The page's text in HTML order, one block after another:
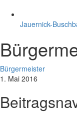
Jauernick-
Bürgermeister
1. Mai 2016